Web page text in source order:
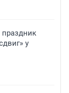
праздник
у